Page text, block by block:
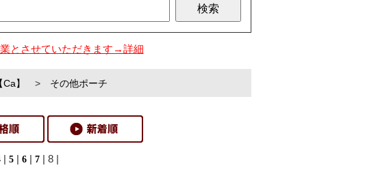
とさせていただきます→詳細
】 > その他ポーチ
| 5| 6| 7| 8 |